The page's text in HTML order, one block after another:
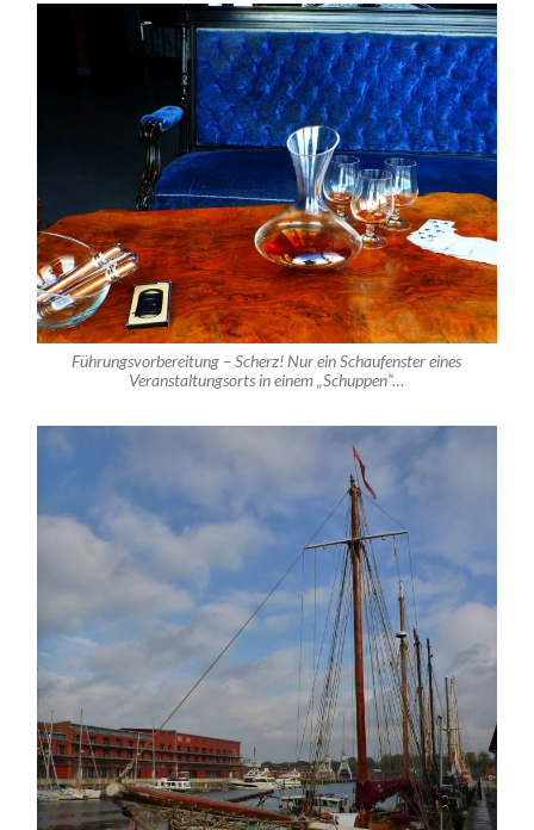
Führungsvorbereitung – Scherz! Nur ein Schaufenster eines
Veranstaltungsorts in einem „Schuppen“…